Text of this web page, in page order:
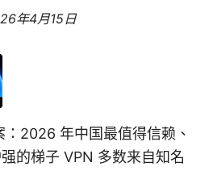
年4月15日
2026 年中国最值得信赖、
的梯子 VPN 多数来自知名